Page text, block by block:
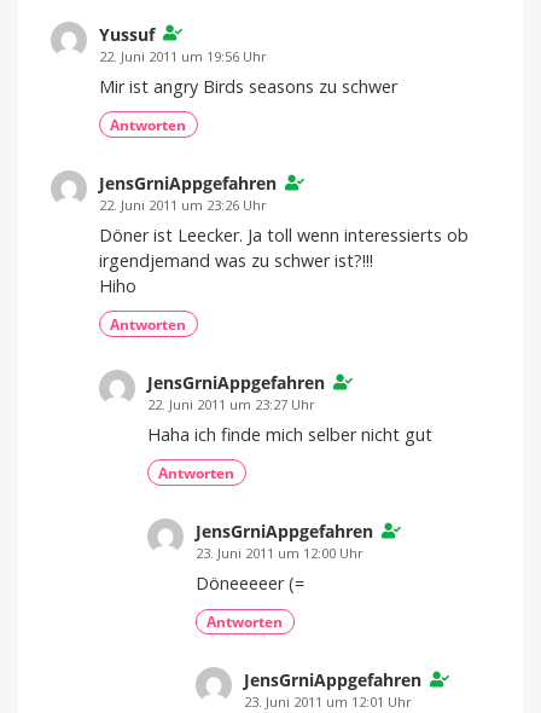
Yussuf
22. Juni 2011 um 19:56 Uhr
Mir ist angry Birds seasons zu schwer
Antworten
JensGrniAppgefahren
22. Juni 2011 um 23:26 Uhr
Döner ist Leecker. Ja toll wenn interessierts ob
irgendjemand was zu schwer ist?!!!
Hiho
Antworten
JensGrniAppgefahren
22. Juni 2011 um 23:27 Uhr
Haha ich finde mich selber nicht gut
Antworten
JensGrniAppgefahren
23. Juni 2011 um 12:00 Uhr
Döneeeeer (=
Antworten
JensGrniAppgefahren
23. Juni 2011 um 12:01 Uhr